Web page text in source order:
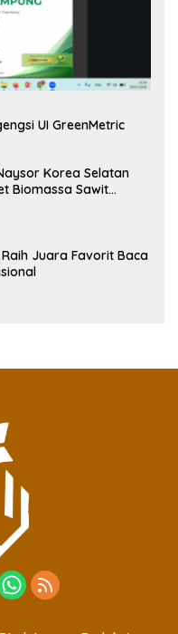
UI GreenMetric
Korea Selatan
Biomassa Sawit
Juara Favorit Baca